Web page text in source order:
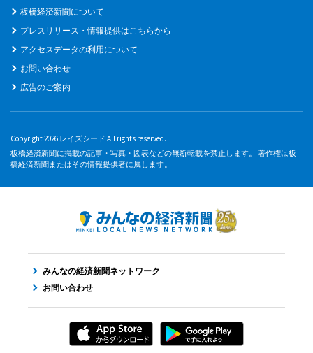
板橋経済新聞について
プレスリリース・情報提供はこちらから
アクセスデータの利用について
お問い合わせ
広告のご案内
Copyright 2026 レイズシード All rights reserved.
板橋経済新聞に掲載の記事・写真・図表などの無断転載を禁止します。 著作権は板
橋経済新聞またはその情報提供者に属します。
みんなの経済新聞ネットワーク
お問い合わせ